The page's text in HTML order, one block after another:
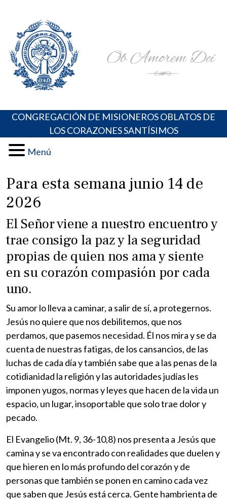
content
Portal de los Padres Oblatos. Advocaciones Marianas,
Oraciones, Música religiosa y más
CONGREGACIÓN DE MISIONEROS OBLATOS DE
LOS CORAZONES SANTÍSIMOS
Menú
Para esta semana junio 14 de
2026
El Señor viene a nuestro encuentro y
trae consigo la paz y la seguridad
propias de quien nos ama y siente
en su corazón compasión por cada
uno.
Su amor lo lleva a caminar, a salir de sí, a protegernos.
Jesús no quiere que nos debilitemos, que nos
perdamos, que pasemos necesidad. Él nos mira y se da
cuenta de nuestras fatigas, de los cansancios, de las
luchas de cada día y también sabe que a las penas de la
cotidianidad la religión y las autoridades judías les
imponen yugos, normas y leyes que hacen de la vida un
espacio, un lugar, insoportable que solo trae dolor y
pecado.
El Evangelio (Mt. 9, 36-10,8) nos presenta a Jesús que
camina y se va encontrado con realidades que duelen y
que hieren en lo más profundo del corazón y de
personas que también se ponen en camino cada vez
que saben que Jesús está cerca. Gente hambrienta de